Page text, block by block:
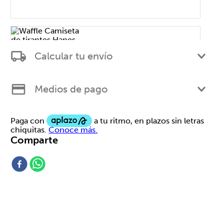
$ 259,00
Calcular tu envío
Medios de pago
Comparte